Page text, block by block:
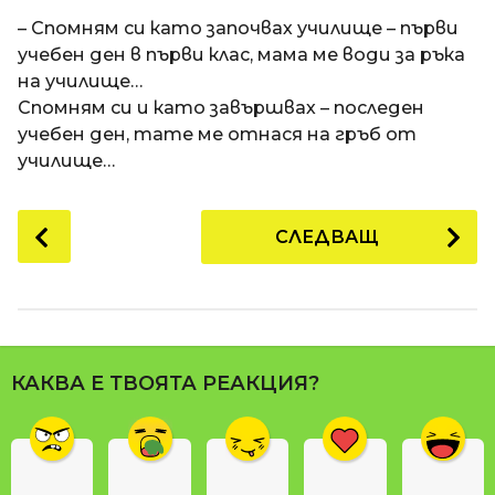
п
р
е
д
и
1
г
д
и
р
д
t
i
– Спомням си като започвах училище – първи
учебен ден в първи клас, мама ме води за ръка
на училище…
Спомням си и като завършвах – последен
учебен ден, тате ме отнася на гръб от
училище…
o
P
a
g
n
СЛЕДВАЩ
КАКВА Е ТВОЯТА РЕАКЦИЯ?